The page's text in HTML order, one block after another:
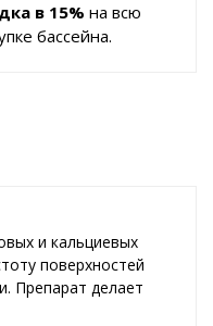
в 15% на всю
бассейна.
и кальциевых
поверхностей
Препарат делает